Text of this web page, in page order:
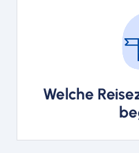
Welche
Ich habe
in